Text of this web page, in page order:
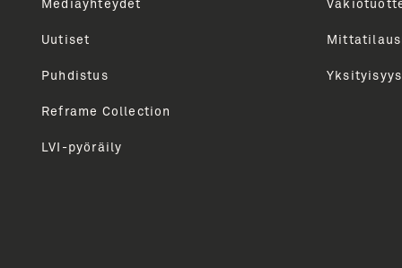
kautta. Tarjoamme sinulle parhaat sisällöt, vinkit,
Mediayhteydet
Uutiset
Puhdistus
Reframe Collection
LVI-pyöräily